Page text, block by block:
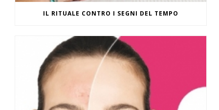
IL RITUALE CONTRO I SEGNI DEL TEMPO